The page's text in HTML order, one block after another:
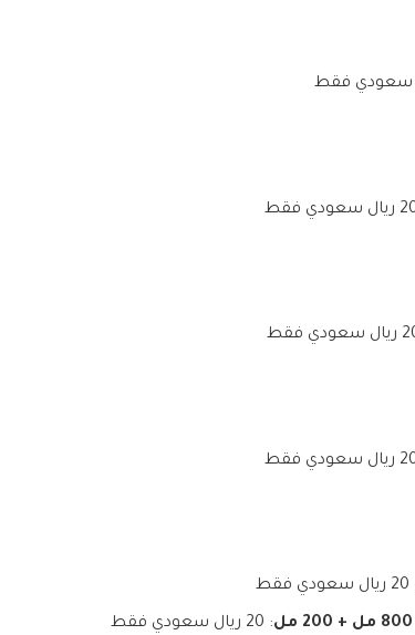
: 20 ريال سعودي فقط